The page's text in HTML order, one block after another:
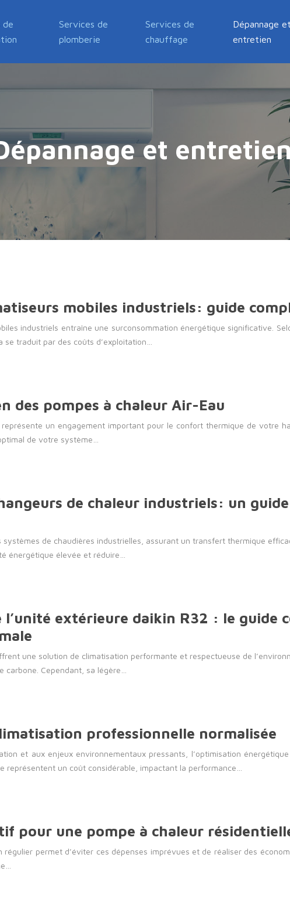
de
Services de
plomberie
Services de
chauffage
Dépannage et
entretien
et
mobiles industriels: guide
industriels entraîne une surconsommation énergétique significative.
traduit par des coûts d’exploitation…
des pompes à chaleur Air-Eau
un engagement important pour le confort thermique de votre
de votre système…
de chaleur industriels: un
de chaudières industrielles, assurant un transfert thermique
énergétique élevée et réduire…
extérieure daikin R32 : le guide
une solution de climatisation performante et respectueuse de
carbone. Cependant, sa légère…
professionnelle normalisée
et aux enjeux environnementaux pressants, l’optimisation
représentent un coût considérable, impactant la performance…
pour une pompe à chaleur
permet d’éviter ces dépenses imprévues et de réaliser des